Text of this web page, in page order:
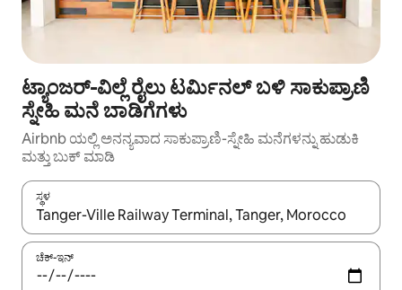
ಟ್ಯಾಂಜರ್-ವಿಲ್ಲೆ ರೈಲು ಟರ್ಮಿನಲ್ ಬಳಿ ಸಾಕುಪ್ರಾಣಿ
ಸ್ನೇಹಿ ಮನೆ ಬಾಡಿಗೆಗಳು
Airbnb ಯಲ್ಲಿ ಅನನ್ಯವಾದ ಸಾಕುಪ್ರಾಣಿ-ಸ್ನೇಹಿ ಮನೆಗಳನ್ನು ಹುಡುಕಿ
ಮತ್ತು ಬುಕ್ ಮಾಡಿ
ಸ್ಥಳ
ಫಲಿತಾಂಶಗಳು ಲಭ್ಯವಿರುವಾಗ, ಅಪ್ ಮತ್ತು ಡೌನ್ ಬಾಣದ ಕೀಲಿಗಳೊಂದಿಗೆ
ಚೆಕ್-ಇನ್